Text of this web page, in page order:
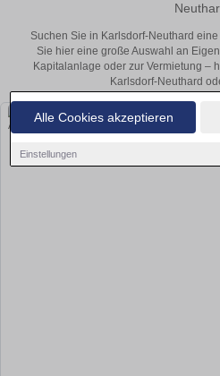
Alle Cookies akzeptieren
Einstellungen
Suchen Sie in Karlsdorf-Neuthard
Sie hier eine große Auswahl an
Kapitalanlage oder zur Vermietung –
Karlsdorf-Neuthard